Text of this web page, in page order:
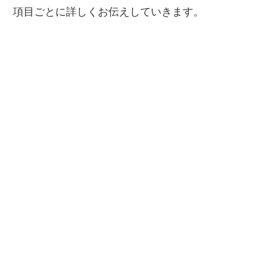
項目ごとに詳しくお伝えしていきます。